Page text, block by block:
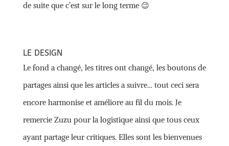
de suite que c’est sur le long terme 😉
LE DESIGN
Le fond a changé, les titres ont changé, les boutons de
partages ainsi que les articles a suivre… tout ceci sera
encore harmonise et améliore au fil du mois. Je
remercie Zuzu pour la logistique ainsi que tous ceux
ayant partage leur critiques. Elles sont les bienvenues